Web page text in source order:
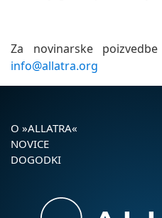
Za novinarske
info@allatra.org
O »ALLATRA«
NOVICE
DOGODKI